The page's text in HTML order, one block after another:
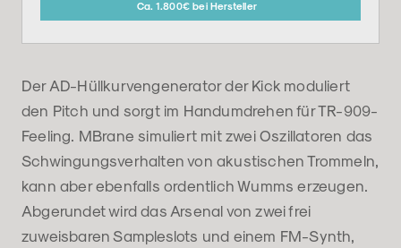
Ca. 1.800€ bei Hersteller
Der AD-Hüllkurvengenerator der Kick moduliert
den Pitch und sorgt im Handumdrehen für TR-909-
Feeling. MBrane simuliert mit zwei Oszillatoren das
Schwingungsverhalten von akustischen Trommeln,
kann aber ebenfalls ordentlich Wumms erzeugen.
Abgerundet wird das Arsenal von zwei frei
zuweisbaren Sampleslots und einem FM-Synth,